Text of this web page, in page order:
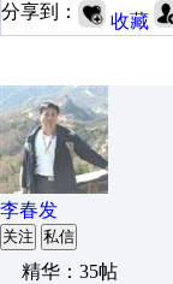
分享到：
收藏
李春发
关注 私信
精华：35帖